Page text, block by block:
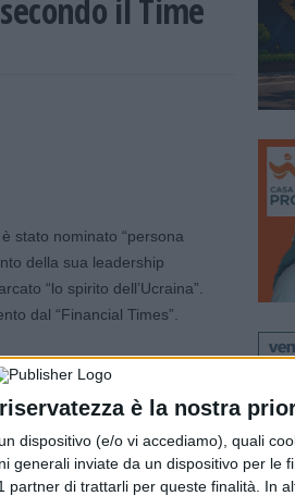
è la nostra
dispositivo (e/o vi accediamo), quali
generali inviate da un dispositivo per le
partner di trattarli per queste finalità. In
il Time
stato nominato “persona
della sua leadership
“lo spirito dell’Ucraina”.
dal “Financial Times”.